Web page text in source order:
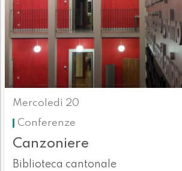
Mercoledì 20
Conferenze
Canzoniere
Biblioteca cantonale